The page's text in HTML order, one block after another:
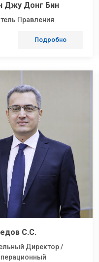
Джу Донг Бин
Правления
Подробно
С.С.
Директор /